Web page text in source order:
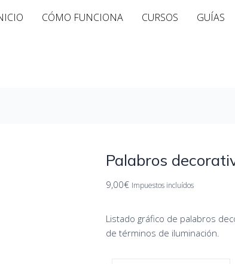
CÓMO FUNCIONA CURSOS GUÍAS
Palabros
9,00€ Impuestos incluídos
Listado gráfico de palabros
de términos de iluminación.
decorativos